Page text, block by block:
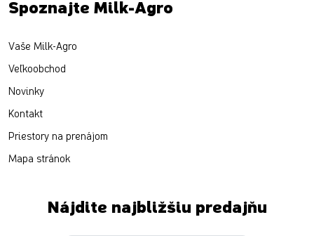
Spoznajte Milk-Agro
Vaše Milk-Agro
Veľkoobchod
Novinky
Kontakt
Priestory na prenájom
Mapa stránok
Nájdite najbližšiu predajňu